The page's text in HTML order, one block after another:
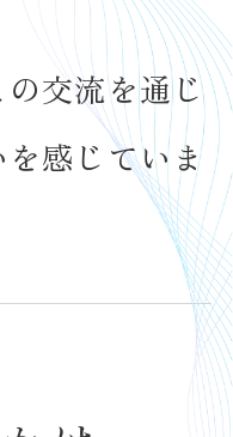
の交流を通じ
感じていま